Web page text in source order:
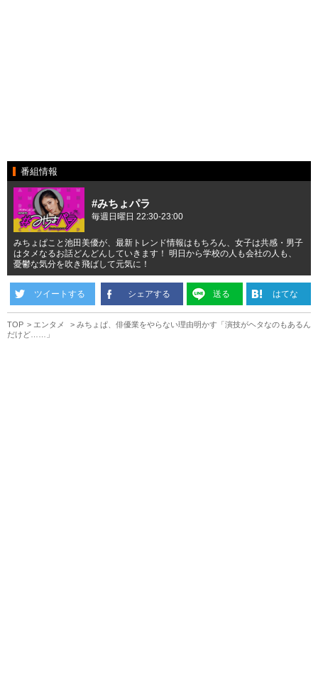
番組情報
#みちょパラ
毎週日曜日 22:30-23:00
みちょぱこと池田美優が、最新トレンド情報はもちろん、女子は共感・男子
はタメなるお話どんどんしていきます！ 明日から学校の人も会社の人も、
憂鬱な気分を吹き飛ばして元気に！
ツイートする シェアする 送る はてな
TOP エンタメ
みちょぱ、俳優業をやらない理由明かす「演技がヘタなのもあるん
だけど……」